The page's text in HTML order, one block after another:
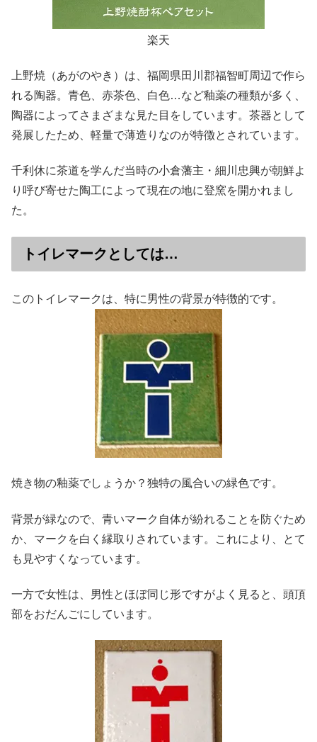
楽天
上野焼（あがのやき）は、福岡県田川郡福智町周辺で作ら
れる陶器。青色、赤茶色、白色…など釉薬の種類が多く、
陶器によってさまざまな見た目をしています。茶器として
発展したため、軽量で薄造りなのが特徴とされています。
千利休に茶道を学んだ当時の小倉藩主・細川忠興が朝鮮よ
り呼び寄せた陶工によって現在の地に登窯を開かれまし
た。
トイレマークとしては…
このトイレマークは、特に男性の背景が特徴的です。
焼き物の釉薬でしょうか？独特の風合いの緑色です。
背景が緑なので、青いマーク自体が紛れることを防ぐため
か、マークを白く縁取りされています。これにより、とて
も見やすくなっています。
一方で女性は、男性とほぼ同じ形ですがよく見ると、頭頂
部をおだんごにしています。